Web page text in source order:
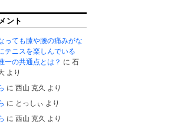
ント
っても膝や腰の痛みがな
テニスを楽しんでいる
一の共通点とは？ に石
より
に西山 克久 より
に とっしぃ より
に西山 克久 より